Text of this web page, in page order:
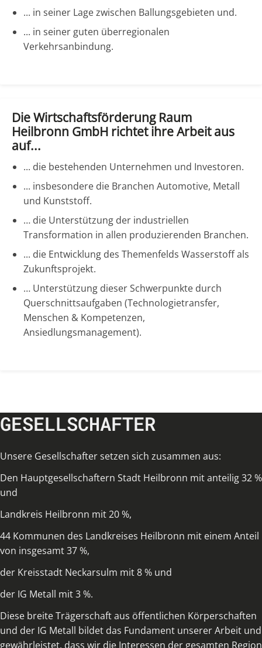
... in seiner Lage zwischen Ballungsgebieten und.
... in seiner guten überregionalen
Verkehrsanbindung.
Die Wirtschaftsförderung Raum
Heilbronn GmbH richtet ihre Arbeit aus
auf...
... die bestehenden Unternehmen und Investoren.
... insbesondere die Branchen Automotive, Metall
und Kunststoff.
… die Unterstützung der industriellen
Transformation in allen produzierenden Branchen.
... die Entwicklung des Themenfelds Wasserstoff als
Zukunftsprojekt.
… Unterstützung dieser Schwerpunkte durch
Querschnittsaufgaben (Technologietransfer,
Menschen & Kompetenzen,
Ansiedlungsmanagement).
GESELLSCHAFTER
Unsere Gesellschafter setzen sich zusammen aus:
Den Hauptgesellschaftern Stadt Heilbronn mit anteilig 32 %
und
Landkreis Heilbronn mit 20 %,
44 Kommunen des Landkreises Heilbronn mit einem Anteil
von insgesamt 37 %,
der Kreisstadt Neckarsulm mit 8 % und
der IG Metall mit 3 %.
Diese breite Trägerschaft aus öffentlichen Körperschaften
und der IG Metall bildet das Fundament unserer Arbeit und
gewährleistet, dass wir die Interessen der gesamten Region